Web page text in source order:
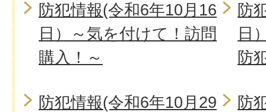
防犯情報(令和6年10月16
日）～気を付けて！訪問
購入！～
防
日
防
防犯情報(令和6年10月29
防